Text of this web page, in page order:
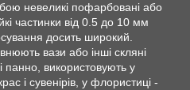
невеликі пофарбовані або
частинки від 0.5 до 10 мм
досить широкий.
вази або інші скляні
використовують у
і сувенірів, у флористиці -